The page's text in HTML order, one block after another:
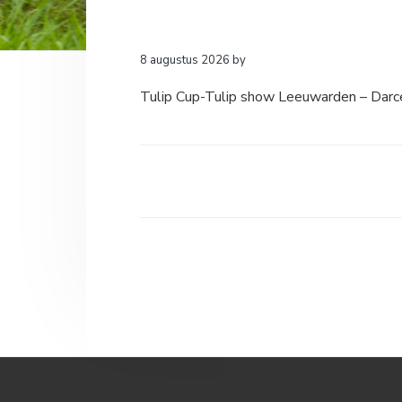
a
v
o
u
k
s
8 augustus 2026 by
Tulip Cup-Tulip show Leeuwarden –